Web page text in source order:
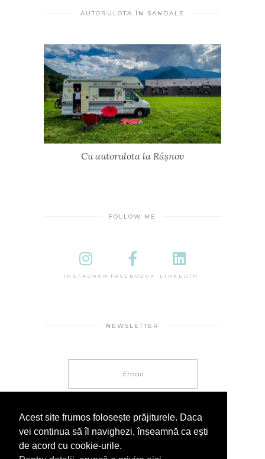
AUTORULOTA ÎN SANDALE
Cu autorulota la Râșnov
FOLLOW ME
INSTAGRAM FACEBOOOK LINKEDIN
NEWSLETTER
Acest site frumos folosește prăjiturele. Daca
vei continua să îl navighezi, înseamnă ca ești
de acord cu cookie-urile.